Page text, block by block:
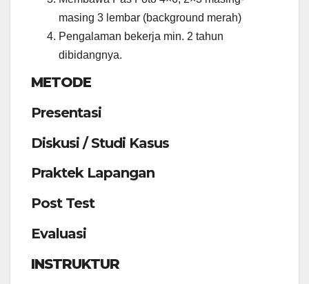
masing 3 lembar (background merah)
Pengalaman bekerja min. 2 tahun
dibidangnya.
METODE
Presentasi
Diskusi / Studi Kasus
Praktek Lapangan
Post Test
Evaluasi
INSTRUKTUR